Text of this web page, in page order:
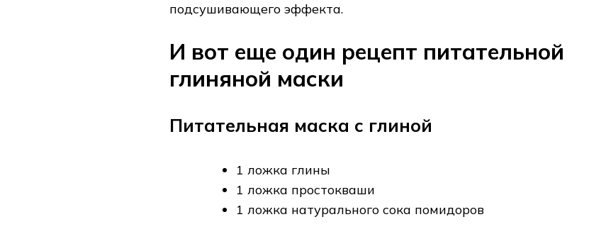
подсушивающего эффекта.
И вот еще один рецепт питательной
глиняной маски
Питательная маска с глиной
1 ложка глины
1 ложка простокваши
1 ложка натурального сока помидоров